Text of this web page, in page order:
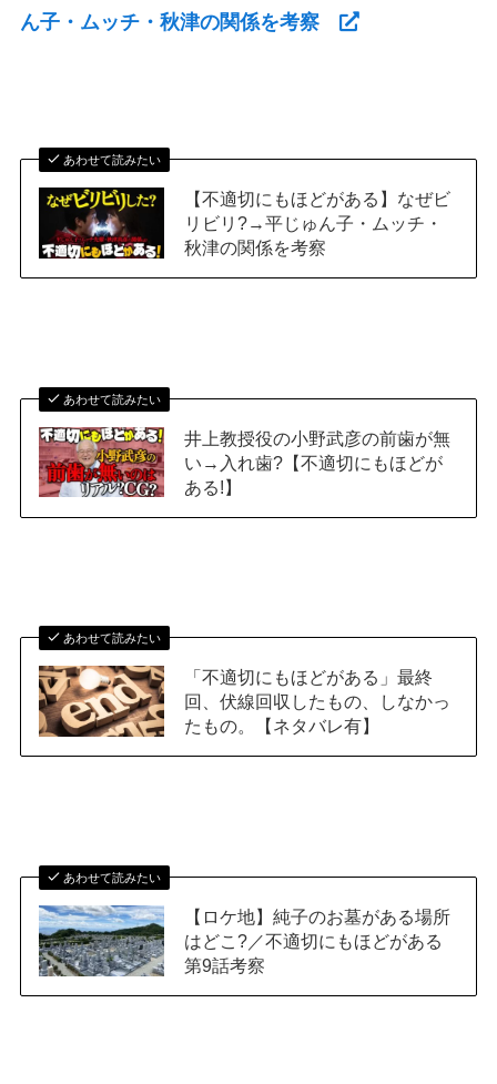
ん子・ムッチ・秋津の関係を考察
あわせて読みたい
【不適切にもほどがある】なぜビ
リビリ?→平じゅん子・ムッチ・
秋津の関係を考察
あわせて読みたい
井上教授役の小野武彦の前歯が無
い→入れ歯?【不適切にもほどが
ある!】
あわせて読みたい
「不適切にもほどがある」最終
回、伏線回収したもの、しなかっ
たもの。【ネタバレ有】
あわせて読みたい
【ロケ地】純子のお墓がある場所
はどこ?／不適切にもほどがある
第9話考察